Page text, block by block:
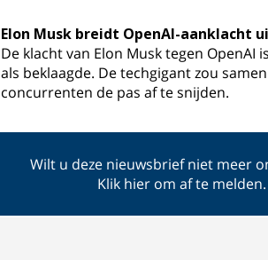
Elon Musk breidt OpenAI-aanklacht
De klacht van Elon Musk tegen
als beklaagde. De techgigant zou
concurrenten de pas af te snijden.
Wilt u deze nieuwsbrief niet meer
Klik hier om af te melden.